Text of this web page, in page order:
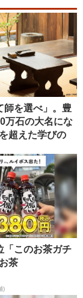
師を選べ」。豊
万石の大名にな
超えた学びの
「このお茶ガチ
茶
)